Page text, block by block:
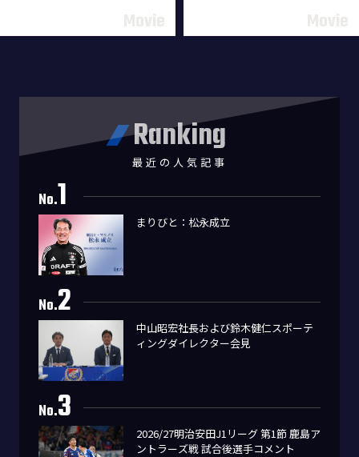
Ranking
最近の人気記事
No.1
まりびと：松永成立
No.2
中山昭宏社長および鈴木健仁スポーテ
ィングダイレクター会見
No.3
2026/27明治安田J1リーグ 第1節 鹿島ア
ントラーズ戦 試合後選手コメント